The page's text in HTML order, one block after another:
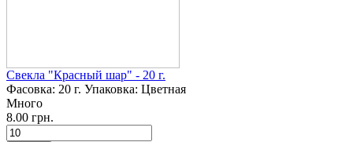
Свекла "Красный шар" - 20 г.
Фасовка: 20 г. Упаковка: Цветная
Много
8.00 грн.